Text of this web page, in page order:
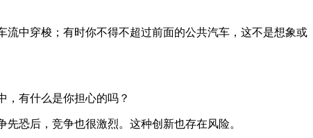
中穿梭；有时你不得不超过前面的公共汽车，这不是想象或
有什么是你担心的吗？
恐后，竞争也很激烈。这种创新也存在风险。